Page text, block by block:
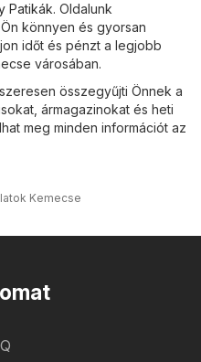
Patikák. Oldalunk
könnyen és gyorsan
időt és pénzt a legjobb
városában.
összegyűjti Önnek a
ármagazinokat és heti
meg minden információt az
Kemecse